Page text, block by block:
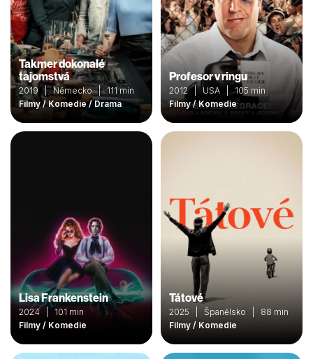
Takmer dokonalé
tajomstvá
2019 | Německo | 111 min
Filmy / Komedie / Drama
Profesor v ringu
2012 | USA | 105 min
Filmy / Komedie
Lisa Frankenstein
2024 | 101 min
Filmy / Komedie
Tátové
2025 | Španělsko | 88 min
Filmy / Komedie